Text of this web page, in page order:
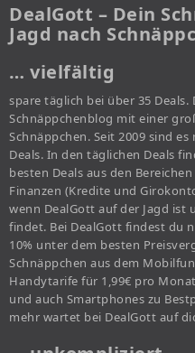
DealGott – Dein
Jagd nach
… vielfältig
spare täglich bei über 35 Deals.
Schnäppchenblog mit einer
Schnäppchen. Seit 2009 sind
Deals. In den täglichen Deals
besten Deals aus den
Finanzen (Kredite und
wenn DealGott auf der Jagd ist
findet. Bei DealGott findest du
10% unter dem besten
Schnäppchen aus dem
Handytarife für 1,99€ pro
und auch Smartphones zu
mehr wartet bei DealGott auf